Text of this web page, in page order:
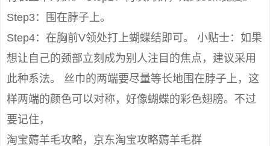
Step3：围在脖子上。
Step4：在胸前V领处打上蝴蝶结即可。 小贴士：如果
想让自己的颈部立刻成为别人注目的焦点，建议采用
此种系法。 丝巾的两端要尽量等长地围在脖子上，这
样两端的颜色可以对称，好像蝴蝶的彩色翅膀。不过
要记住，
淘宝薅羊毛攻略，京东淘宝攻略薅羊毛群